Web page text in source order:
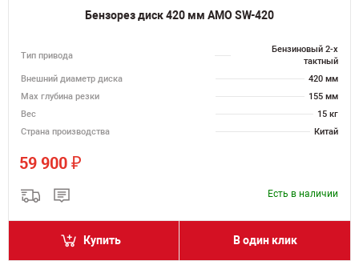
Бензорез диск 420 мм AMO SW-420
Тип привода
Бензиновый 2-х
тактный
Внешний диаметр диска
420 мм
Max глубина резки
155 мм
Вес
15 кг
Страна производства
Китай
59 900 ₽
Есть в наличии
Купить В один клик